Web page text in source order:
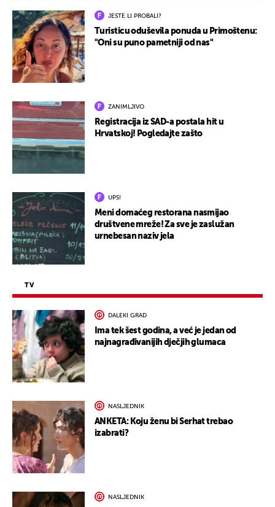
JESTE LI PROBALI?
Turisticu oduševila ponuda u Primoštenu:
"Oni su puno pametniji od nas"
ZANIMLJIVO
Registracija iz SAD-a postala hit u
Hrvatskoj! Pogledajte zašto
UPS!
Meni domaćeg restorana nasmijao
društvene mreže! Za sve je zaslužan
urnebesan naziv jela
TV
DALEKI GRAD
Ima tek šest godina, a već je jedan od
najnagrađivanijih dječjih glumaca
NASLJEDNIK
ANKETA: Koju ženu bi Serhat trebao
izabrati?
NASLJEDNIK